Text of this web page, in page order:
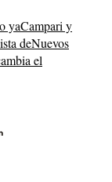
yaCampari y
deNuevos
el